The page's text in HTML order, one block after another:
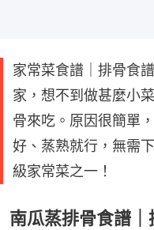
家常菜食譜｜排骨食
家，想不到做甚麼小
骨來吃。原因很簡單
好、蒸熟就行，無需
級家常菜之一！
南瓜蒸排骨食譜